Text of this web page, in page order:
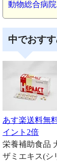
動物総合病
中でおす
あす楽送料無
イント2倍
栄養補助食品
ザミエキス(シ